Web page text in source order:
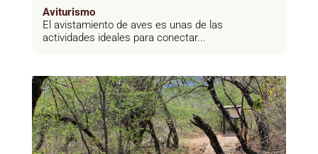
Aviturismo
El avistamiento de aves es unas de las
actividades ideales para conectar...